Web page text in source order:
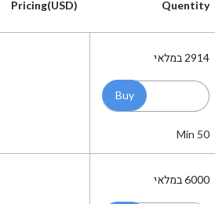
Quentity
Pricing(USD) Quentity
Pricing(USD)
2914 במלאי
Min 50
6000 במלאי